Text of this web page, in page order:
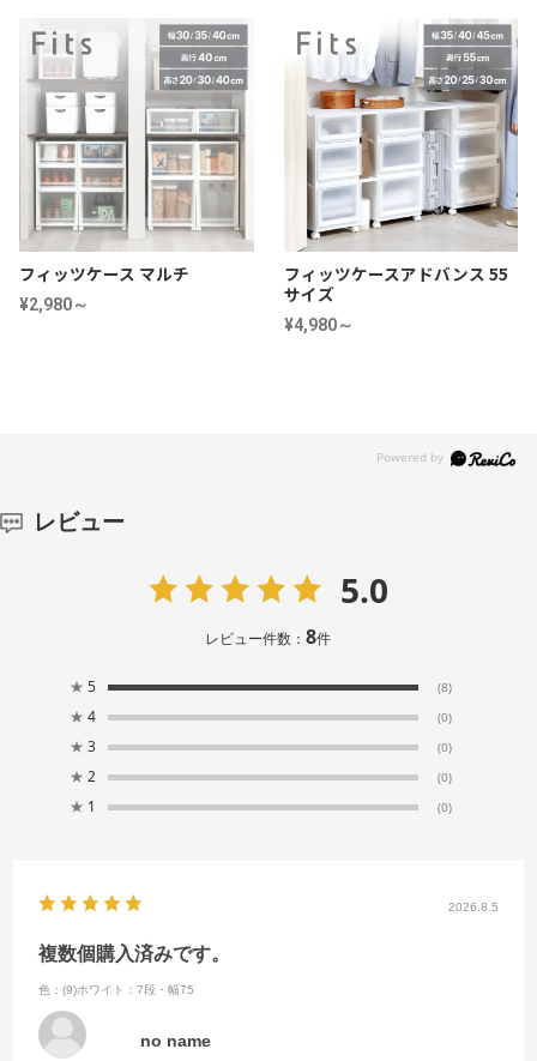
フィッツケース マルチ
¥2,980～
フィッツケースアドバンス 55
サイズ
¥4,980～
レビュー
5.0
レビュー件数：8件
★ 5 (8)
★ 4 (0)
★ 3 (0)
★ 2 (0)
★ 1 (0)
2026.8.5
複数個購入済みです。
色：(9)ホワイト：7段・幅75
no name